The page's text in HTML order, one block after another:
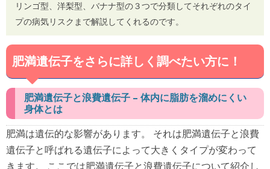
リンゴ型、洋梨型、バナナ型の３つで分類してそれぞれのタイ
プの病気リスクまで解説してくれるのです。
肥満遺伝子をさらに詳しく調べたい方に！
肥満遺伝子と浪費遺伝子 – 体内に脂肪を溜めにくい
身体とは
肥満は遺伝的な影響があります。 それは肥満遺伝子と浪費
遺伝子と呼ばれる遺伝子によって大きくタイプが変わって
きます。 ここでは肥満遺伝子と浪費遺伝子について紹介し